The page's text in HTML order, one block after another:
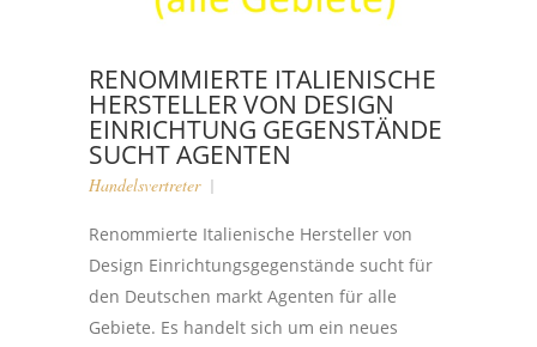
RENOMMIERTE ITALIENISCHE
HERSTELLER VON DESIGN
EINRICHTUNG GEGENSTÄNDE
SUCHT AGENTEN
Handelsvertreter
Renommierte Italienische Hersteller von
Design Einrichtungsgegenstände sucht für
den Deutschen markt Agenten für alle
Gebiete. Es handelt sich um ein neues